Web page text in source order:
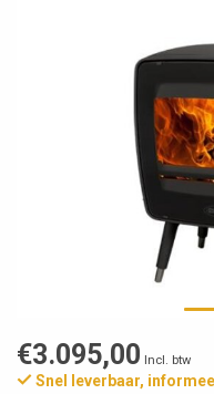
€3.095,00 Incl. btw
Snel leverbaar,